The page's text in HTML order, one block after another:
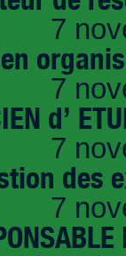
7
7
d’
7
des
7